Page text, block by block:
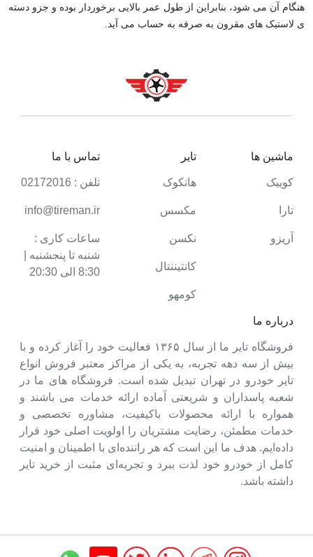
هنگام آن می شود، بنابراین از طول عمر بالایی برخوردار بوده و جزو دسته
ی لاستیک های مقرون به صرفه به حساب می آید.
درباره ما
فروشگاه تایر ما از سال ۱۳۶۵ فعالیت خود را آغاز کرده و با
بیش از سه دهه تجربه، به یکی از مراکز معتبر فروش انواع
تایر خودرو در تهران تبدیل شده است. فروشگاه های ما در
شعبه پاسداران و شریعتی آماده ارائه خدمات می باشند و
همواره با ارائه محصولات باکیفیت، مشاوره تخصصی و
خدمات مطمئن، رضایت مشتریان را اولویت اصلی خود قرار
داده‌ایم. هدف ما این است که هر راننده‌ای با اطمینان و امنیت
کامل از خودرو خود لذت ببرد و تجربه‌ای مثبت از خرید تایر
داشته باشد.
ماشین ها
کوییک
تارا
آریزو
تایر
هانکوک
مکسس
نکسن
کانتیننتال
کومهو
تماس با ما
تلفن : 02172016
info@tireman.ir
ساعات کاری :
شنبه تا پنجشنبه |
8:30 الی 20:30